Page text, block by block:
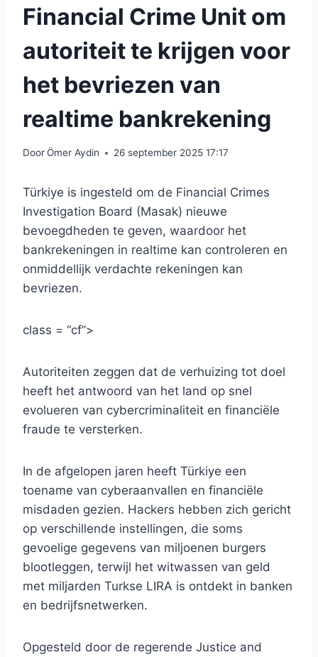
Financial Crime Unit om
autoriteit te krijgen voor
het bevriezen van
realtime bankrekening
DoorÖmer Aydin 26 september 2025 17:17
Türkiye is ingesteld om de Financial Crimes
Investigation Board (Masak) nieuwe
bevoegdheden te geven, waardoor het
bankrekeningen in realtime kan controleren en
onmiddellijk verdachte rekeningen kan
bevriezen.
class = “cf”>
Autoriteiten zeggen dat de verhuizing tot doel
heeft het antwoord van het land op snel
evolueren van cybercriminaliteit en financiële
fraude te versterken.
In de afgelopen jaren heeft Türkiye een
toename van cyberaanvallen en financiële
misdaden gezien. Hackers hebben zich gericht
op verschillende instellingen, die soms
gevoelige gegevens van miljoenen burgers
blootleggen, terwijl het witwassen van geld
met miljarden Turkse LIRA is ontdekt in banken
en bedrijfsnetwerken.
Opgesteld door de regerende Justice and